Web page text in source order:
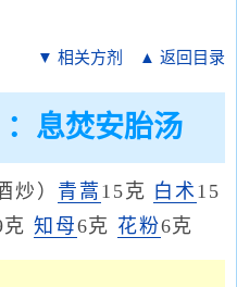
▼ 相关方剂 ▲ 返回目录
：息焚安胎汤
炒） 青蒿 15克 白术 15
克知母6克 花粉6克